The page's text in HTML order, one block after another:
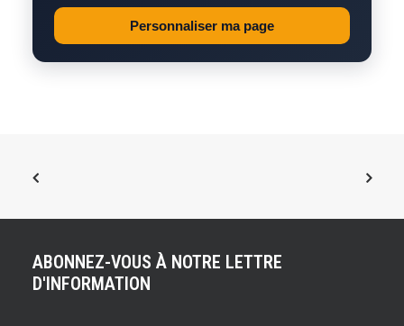
Personnaliser ma page
ABONNEZ-VOUS À NOTRE LETTRE
D'INFORMATION